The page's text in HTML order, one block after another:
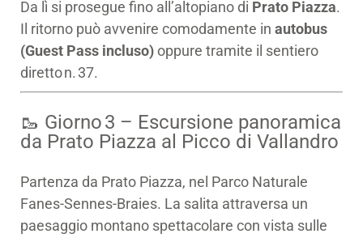
Da lì si prosegue fino all’altopiano di Prato Piazza.
Il ritorno può avvenire comodamente in autobus
(Guest Pass incluso)oppure tramite il sentiero
diretto n. 37.
🥾 Giorno 3 – Escursione panoramica
da Prato Piazza al Picco di Vallandro
Partenza da Prato Piazza, nel Parco Naturale
Fanes‑Sennes‑Braies. La salita attraversa un
paesaggio montano spettacolare con vista sulle